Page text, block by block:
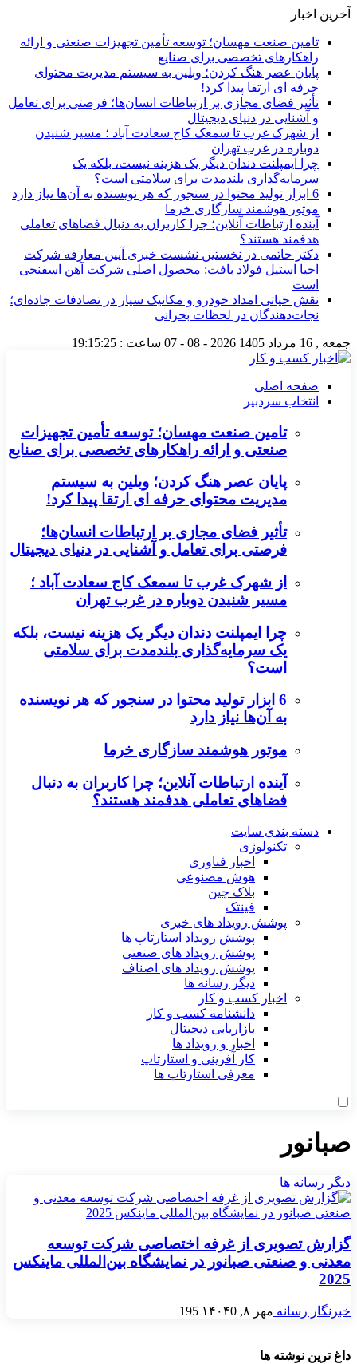
آخرین اخبار
تامین صنعت مهسان؛ توسعه تأمین تجهیزات صنعتی و ارائه
راهکارهای تخصصی برای صنایع
پایان عصر هنگ کردن؛ وبلین به سیستم مدیریت محتوای
حرفه ای ارتقا پیدا کرد!
تأثیر فضای مجازی بر ارتباطات انسان‌ها؛ فرصتی برای تعامل
و آشنایی در دنیای دیجیتال
از شهرک غرب تا سمعک کاج سعادت آباد ؛ مسیر شنیدن
دوباره در غرب تهران
چرا ایمپلنت دندان دیگر یک هزینه نیست، بلکه یک
سرمایه‌گذاری بلندمدت برای سلامتی است؟
6 ابزار تولید محتوا در سنجور که هر نویسنده به آن‌ها نیاز دارد
موتور هوشمند سازگاری خرما
آینده ارتباطات آنلاین؛ چرا کاربران به دنبال فضاهای تعاملی
هدفمند هستند؟
دکتر حاتمی در نخستین نشست خبری آیین معارفه شرکت
احیا استیل فولاد بافت: محصول اصلی شرکت آهن اسفنجی
است
نقش حیاتی امداد خودرو و مکانیک سیار در تصادفات جاده‌ای؛
نجات‌دهندگان در لحظات بحرانی
جمعه , 16 مرداد 1405 2026 - 08 - 07 ساعت : 19:15:25
صفحه اصلی
انتخاب سردبیر
تامین صنعت مهسان؛ توسعه تأمین تجهیزات
صنعتی و ارائه راهکارهای تخصصی برای صنایع
پایان عصر هنگ کردن؛ وبلین به سیستم
مدیریت محتوای حرفه ای ارتقا پیدا کرد!
تأثیر فضای مجازی بر ارتباطات انسان‌ها؛
فرصتی برای تعامل و آشنایی در دنیای دیجیتال
از شهرک غرب تا سمعک کاج سعادت آباد ؛
مسیر شنیدن دوباره در غرب تهران
چرا ایمپلنت دندان دیگر یک هزینه نیست، بلکه
یک سرمایه‌گذاری بلندمدت برای سلامتی
است؟
6 ابزار تولید محتوا در سنجور که هر نویسنده
به آن‌ها نیاز دارد
موتور هوشمند سازگاری خرما
آینده ارتباطات آنلاین؛ چرا کاربران به دنبال
فضاهای تعاملی هدفمند هستند؟
دسته بندی سایت
تکنولوژی
اخبار فناوری
هوش مصنوعی
بلاک چین
فینتک
پوشش رویداد های خبری
پوشش رویداد استارتاپ ها
پوشش رویداد های صنعتی
پوشش رویداد های اصناف
دیگر رسانه ها
اخبار کسب و کار
دانشنامه کسب و کار
بازاریابی دیجیتال
اخبار و رویداد ها
کار آفرینی و استارتاپ
معرفی استارتاپ ها
صبانور
دیگر رسانه ها
گزارش تصویری از غرفه‌ اختصاصی شرکت توسعه
معدنی و صنعتی صبانور در نمایشگاه بین‌المللی ماینکس
2025
خبرنگار رسانه مهر ۸, ۱۴۰۴ 0
195
داغ ترین نوشته ها